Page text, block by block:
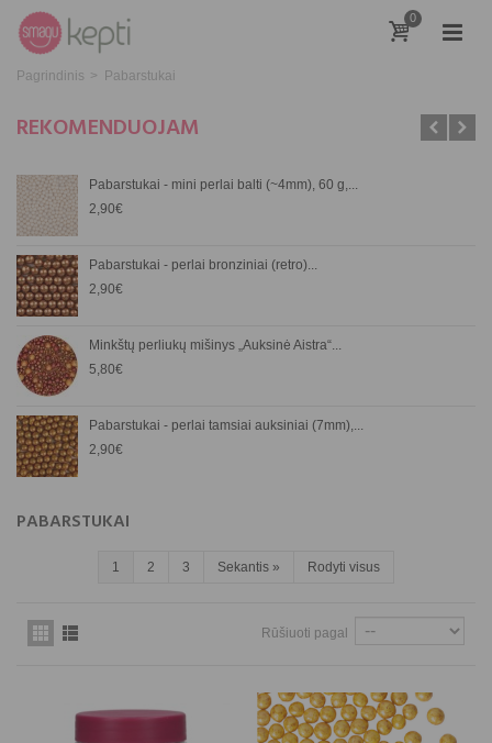
0
Pagrindinis > Pabarstukai
REKOMENDUOJAM
Pabarstukai - mini perlai balti (~4mm), 60 g,...
2,90€
Pabarstukai - perlai bronziniai (retro)...
2,90€
Minkštų perliukų mišinys „Auksinė Aistra“...
5,80€
Pabarstukai - perlai tamsiai auksiniai (7mm),...
2,90€
PABARSTUKAI
1 2 3 Sekantis» Rodyti visus
Rūšiuoti pagal